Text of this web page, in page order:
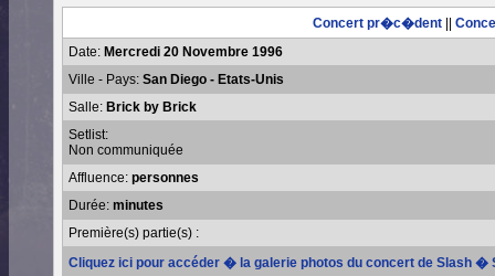
Concert pr�c�dent
Date: Mercredi 20 Novembre 1996
Ville - Pays: San Diego - Etats-Unis
Salle: Brick by Brick
Setlist:
Non communiquée
Affluence: personnes
Durée: minutes
Première(s) partie(s) :
Cliquez ici pour accéder � la galerie photos du concert de Slash �